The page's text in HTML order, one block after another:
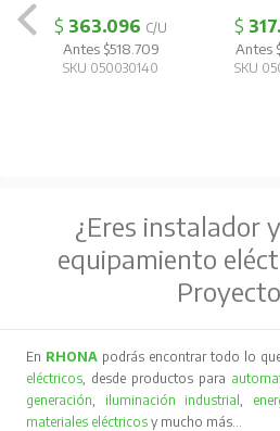
Longitud total:
450mm
Materiales aptos:
Aluminio,
Presentación:Caja de color
$ 363.096 C/U
Antes $518.709
SKU 050030140
$
Antes
SKU
¿Eres instalador
equipamiento
En RHONA podrás encontrar todo lo
eléctricos , desde productos para
generación
iluminación industrial
materiales eléctricos y mucho más…